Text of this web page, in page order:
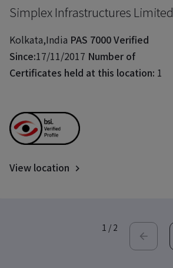
Simplex Infrastructures Limited
Kolkata,India PAS 7000 Verified
Since:17/11/2017 Number of
Certificates held at this location: 1
View location
1 / 2